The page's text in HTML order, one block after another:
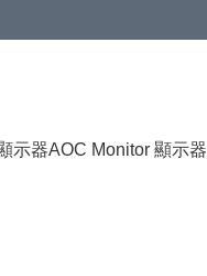
示器AOC Monitor 顯示器